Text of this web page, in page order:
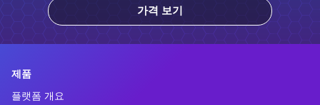
가격 보기
제품
플랫폼 개요